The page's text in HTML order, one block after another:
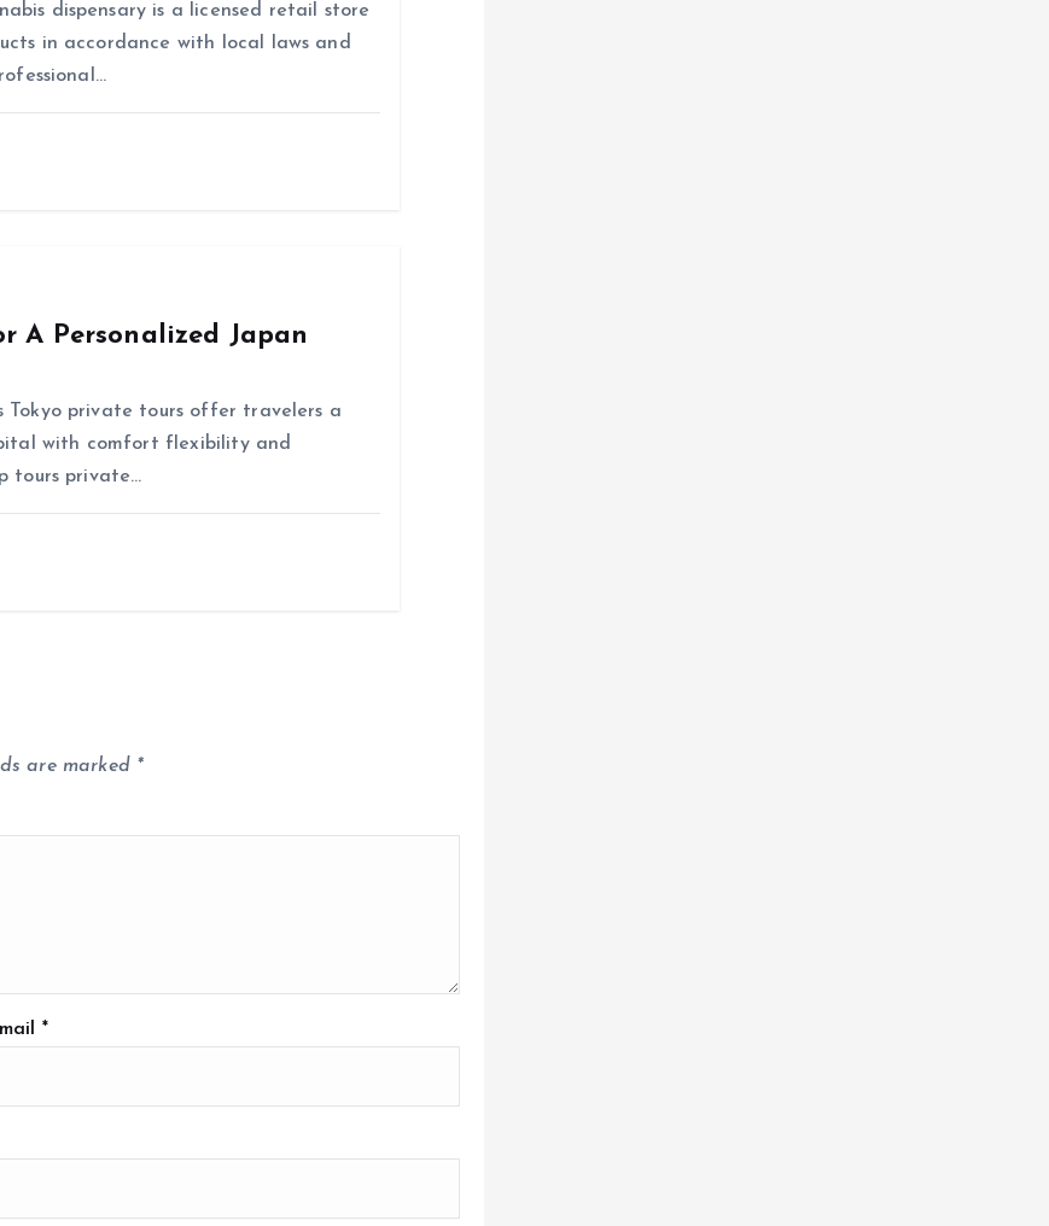
dispensary is a licensed retail store
in accordance with local laws and
A Personalized Japan
Tokyo private tours offer travelers a
with comfort flexibility and
tours private…
are marked *
*